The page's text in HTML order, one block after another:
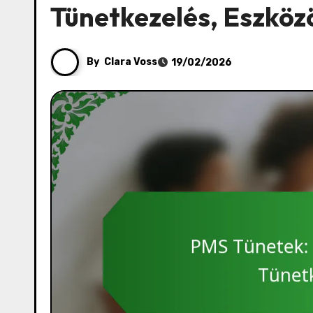
Tünetkezelés,
By Clara Voss 19/02/2026